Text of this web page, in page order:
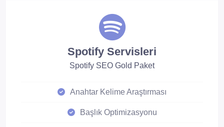
Spotify Servisleri
Spotify SEO Gold Paket
Anahtar Kelime Araştırması
Başlık Optimizasyonu